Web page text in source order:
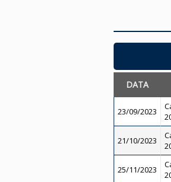
DATA
23/09/2023
21/10/2023
25/11/2023